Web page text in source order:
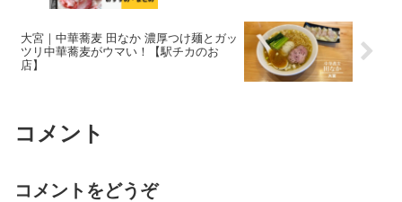
大宮｜中華蕎麦 田なか 濃厚つけ麺とガッ
ツリ中華蕎麦がウマい！【駅チカのお
店】
コメント
コメントをどうぞ